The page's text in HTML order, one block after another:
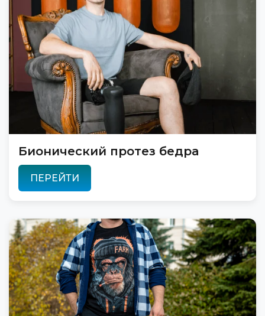
Бионический протез бедра
ПЕРЕЙТИ